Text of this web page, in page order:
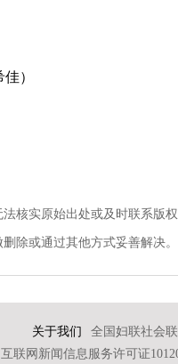
）
核实原始出处或及时联系版
除或通过其他方式妥善解决。
关于我们
全国妇联社会
互联网新闻信息服务许可证